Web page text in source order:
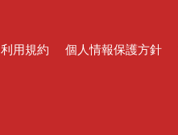
利用規約 個人情報保護方針